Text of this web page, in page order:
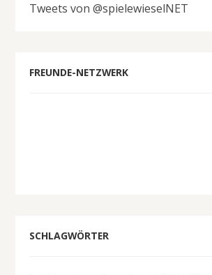
Tweets von @spielewieselNET
FREUNDE-NETZWERK
SCHLAGWÖRTER